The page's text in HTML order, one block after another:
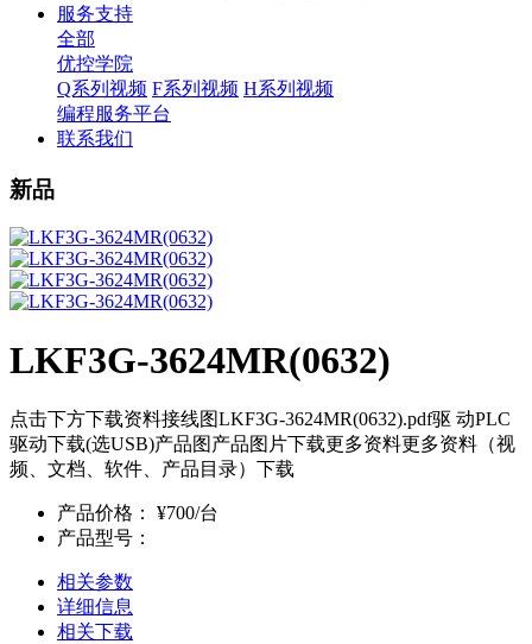
服务支持
全部
优控学院
Q系列视频 F系列视频 H系列视频
编程服务平台
联系我们
新品
LKF3G-3624MR(0632)
点击下方下载资料接线图LKF3G-3624MR(0632).pdf驱 动PLC
驱动下载(选USB)产品图产品图片下载更多资料更多资料（视
频、文档、软件、产品目录）下载
产品价格：
¥700/台
产品型号：
相关参数
详细信息
相关下载